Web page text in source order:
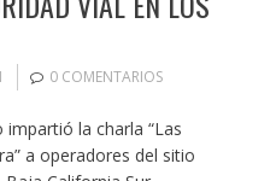
0 COMENTARIOS
impartió la charla “Las
a operadores del sitio